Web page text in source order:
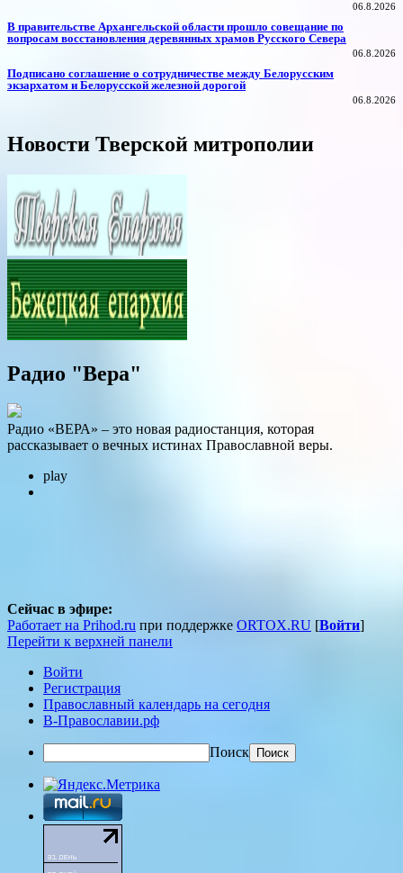
06.8.2026
В правительстве Архангельской области прошло совещание по
вопросам восстановления деревянных храмов Русского Севера
06.8.2026
Подписано соглашение о сотрудничестве между Белорусским
экзархатом и Белорусской железной дорогой
06.8.2026
Новости Тверской митрополии
Радио "Вера"
Радио «ВЕРА» – это новая радиостанция, которая
рассказывает о вечных истинах Православной веры.
play
Сейчас в эфире:
Работает на Prihod.ru при поддержке ORTOX.RU [Войти]
Перейти к верхней панели
Войти
Регистрация
Православный календарь на сегодня
В-Православии.рф
Поиск